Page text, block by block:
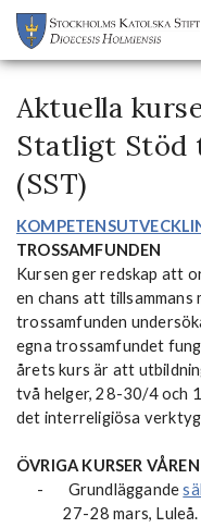
Aktuella
Statligt Stöd
(SST)
TROSSAMFUNDEN
Kursen ger redskap att
en chans att tillsammans
trossamfunden
egna trossamfundet
årets kurs är att
två helger, 28-30/4 och
det interreligiösa
ÖVRIGA KURSER
-
Grundläggande
27-28 mars,